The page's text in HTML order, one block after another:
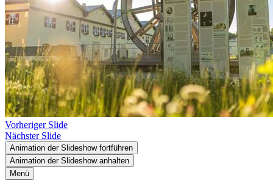
Vorheriger Slide
Nächster Slide
Animation der Slideshow fortführen
Animation der Slideshow anhalten
Menü